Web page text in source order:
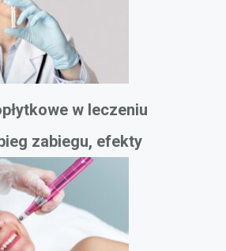
w leczeniu
zabiegu, efekty